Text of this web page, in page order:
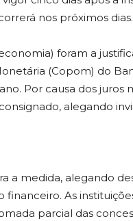
nos próximos
foram a
(Copom) do
Por causa dos juros
alegando
a medida, alegando
As
parcial das